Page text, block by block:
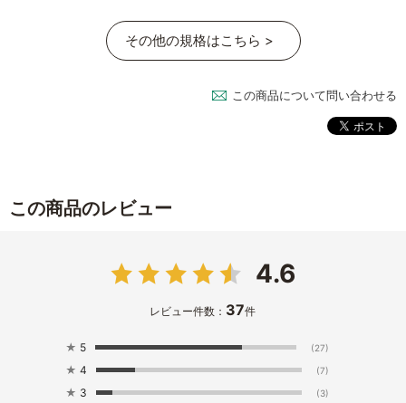
その他の規格はこちら >
この商品について問い合わせる
この商品のレビュー
4.6
レビュー件数： 37件
★ 5 (27)
★ 4 (7)
★ 3 (3)